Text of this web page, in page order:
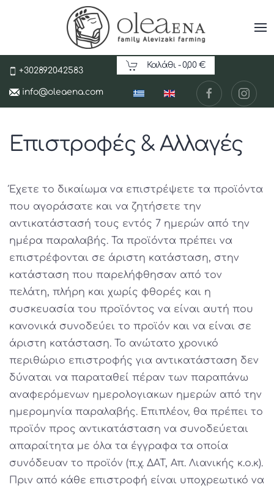
+302892042583
info@oleaena.com
Καλάθι -0,00 €
Επιστροφές & Αλλαγές
Έχετε το δικαίωμα να επιστρέψετε τα προϊόντα
που αγοράσατε και να ζητήσετε την
αντικατάστασή τους εντός 7 ημερών από την
ημέρα παραλαβής. Τα προϊόντα πρέπει να
επιστρέφονται σε άριστη κατάσταση, στην
κατάσταση που παρελήφθησαν από τον
πελάτη, πλήρη και χωρίς φθορές και η
συσκευασία του προϊόντος να είναι αυτή που
κανονικά συνοδεύει το προϊόν και να είναι σε
άριστη κατάσταση. Το ανώτατο χρονικό
περιθώριο επιστροφής για αντικατάσταση δεν
δύναται να παραταθεί πέραν των παραπάνω
αναφερόμενων ημερολογιακων ημερών από την
ημερομηνία παραλαβής. Επιπλέον, θα πρέπει το
προϊόν προς αντικατάσταση να συνοδεύεται
απαραίτητα με όλα τα έγγραφα τα οποία
συνόδευαν το προϊόν (π.χ. ΔΑΤ, Απ. Λιανικής κ.ο.κ).
Πριν από κάθε επιστροφή είναι υποχρεωτικό να